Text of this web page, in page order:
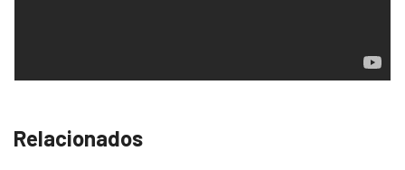
Relacionados